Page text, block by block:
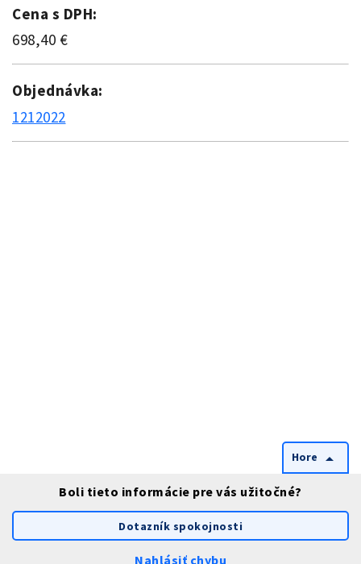
Cena s DPH:
698,40 €
Objednávka:
1212022
Hore arrow_drop_up
Boli tieto informácie pre vás užitočné?
Dotazník spokojnosti
Nahlásiť chybu